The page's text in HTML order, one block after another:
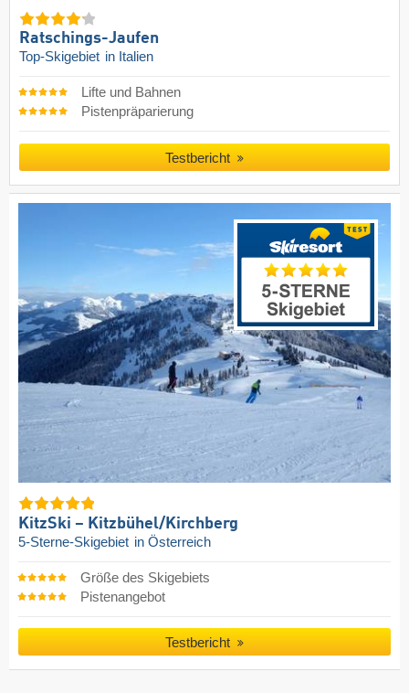
Ratschings-Jaufen
Top-Skigebiet in Italien
Lifte und Bahnen
Pistenpräparierung
Testbericht
KitzSki – Kitzbühel/​Kirchberg
5-Sterne-Skigebiet in Österreich
Größe des Skigebiets
Pistenangebot
Testbericht